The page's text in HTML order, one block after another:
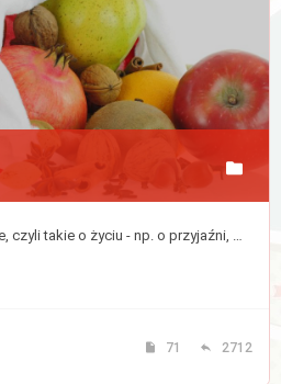
Tematy bardziej emocjonalne, czyli takie o życiu - np. o przyjaźni, miłości, rodzinie, dzieciach, a także bezpośrednio lub pośrednio związane ze zdrowiem, medycyną, modą lub urodą (kosmetykami).
71 2712